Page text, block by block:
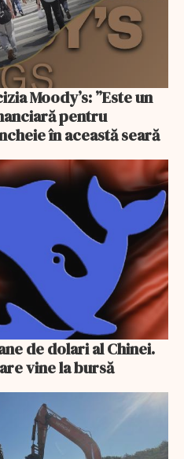
Moody’s: ”Este un
pentru
în această seară
de dolari al Chinei.
vine la bursă